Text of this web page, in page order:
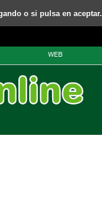
o si pulsa en aceptar.
WEB